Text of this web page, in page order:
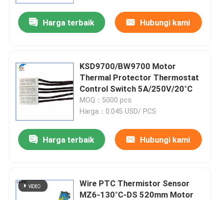
Harga terbaik Hubungi kami
KSD9700/BW9700 Motor
Thermal Protector Thermostat
Control Switch 5A/250V/20°C
MOQ：5000 pcs
Harga：0.045 USD/ PCS
Harga terbaik Hubungi kami
Wire PTC Thermistor Sensor
MZ6-130°C-DS 520mm Motor